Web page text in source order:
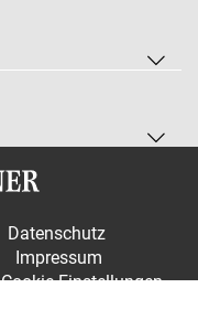
Datenschutz
Impressum
Cookie-Einstellungen